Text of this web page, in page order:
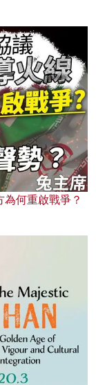
何重啟戰爭？